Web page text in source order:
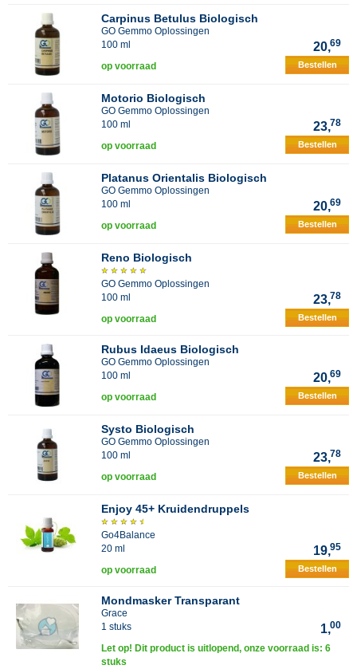
Carpinus Betulus Biologisch
GO Gemmo Oplossingen
100 ml
20,69
op voorraad Bestellen
Motorio Biologisch
GO Gemmo Oplossingen
100 ml
23,78
op voorraad Bestellen
Platanus Orientalis Biologisch
GO Gemmo Oplossingen
100 ml
20,69
op voorraad Bestellen
Reno Biologisch
GO Gemmo Oplossingen
100 ml
23,78
op voorraad Bestellen
Rubus Idaeus Biologisch
GO Gemmo Oplossingen
100 ml
20,69
op voorraad Bestellen
Systo Biologisch
GO Gemmo Oplossingen
100 ml
23,78
op voorraad Bestellen
Enjoy 45+ Kruidendruppels
Go4Balance
20 ml
19,95
op voorraad Bestellen
Mondmasker Transparant
Grace
1 stuks
1,00
Let op! Dit product is uitlopend, onze voorraad is: 6
stuks